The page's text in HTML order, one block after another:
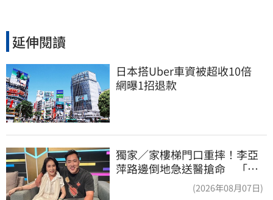
延伸閱讀
日本搭Uber車資被超收10倍
網曝1招退款
獨家／家樓梯門口重摔！李亞
萍路邊倒地急送醫搶命 「最
(2026年08月07日)